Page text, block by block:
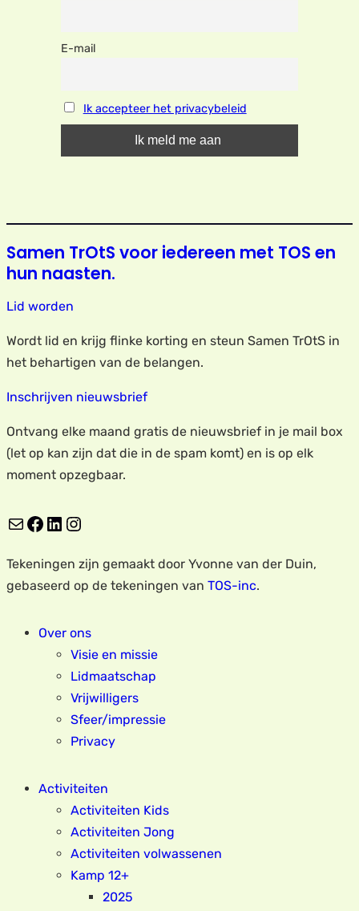
E-mail
Ik accepteer het privacybeleid
Samen TrOtS voor iedereen met TOS en
hun naasten.
Lid worden
Wordt lid en krijg flinke korting en steun Samen TrOtS in
het behartigen van de belangen.
Inschrijven nieuwsbrief
Ontvang elke maand gratis de nieuwsbrief in je mail box
(let op kan zijn dat die in de spam komt) en is op elk
moment opzegbaar.
E-mail Facebook LinkedIn Instagram
Tekeningen zijn gemaakt door Yvonne van der Duin,
gebaseerd op de tekeningen van TOS-inc.
Over ons
Visie en missie
Lidmaatschap
Vrijwilligers
Sfeer/impressie
Privacy
Activiteiten
Activiteiten Kids
Activiteiten Jong
Activiteiten volwassenen
Kamp 12+
2025